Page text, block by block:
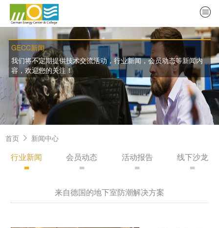
GECC新闻
我们将不定期提供技术交流活动，行业新闻，会员动态等新闻内
容，欢迎您的关注！
首页 新闻中心
行业新闻 会员动态 活动报告 线下沙龙
来自德国的地下室防潮解决方案